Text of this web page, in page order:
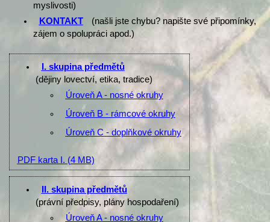
myslivosti)
KONTAKT
(našli jste chybu? napište své připomínky,
zájem o spolupráci apod.)
I. skupina předmětů
(dějiny lovectví, etika, tradice)
Úroveň A - nosné okruhy
Úroveň B - rámcové okruhy
Úroveň C - doplňkové okruhy
PDF karta I. (4 MB)
II. skupina předmětů
(právní předpisy, plány hospodaření)
Úroveň A - nosné okruhy